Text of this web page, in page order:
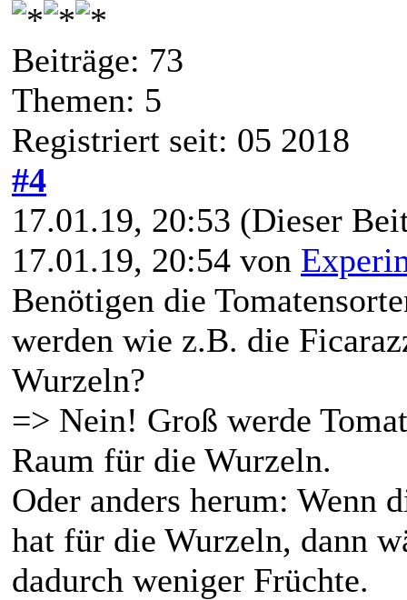
Beiträge: 73
Themen: 5
Registriert seit: 05 2018
#4
17.01.19, 20:53 (Dieser
17.01.19, 20:54 von
Benötigen die
werden wie z.B. die
Wurzeln?
=> Nein! Groß werde
Raum für die Wurzeln.
Oder anders herum: Wenn
hat für die Wurzeln, dann
dadurch weniger Früchte.